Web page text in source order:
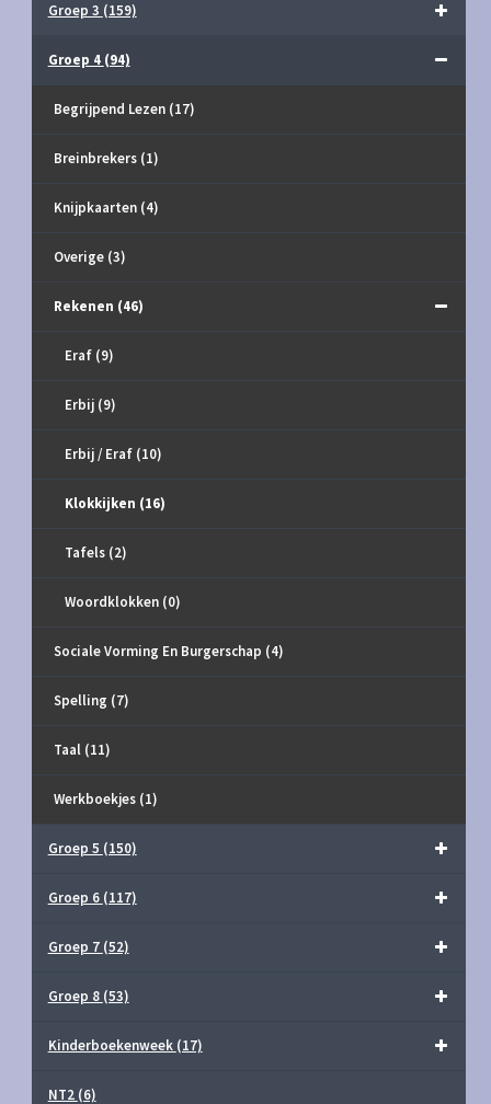
Groep 3 (159)
Groep 4 (94)
Begrijpend Lezen (17)
Breinbrekers (1)
Knijpkaarten (4)
Overige (3)
Rekenen (46)
Eraf (9)
Erbij (9)
Erbij / Eraf (10)
Klokkijken (16)
Tafels (2)
Woordklokken (0)
Sociale Vorming En Burgerschap (4)
Spelling (7)
Taal (11)
Werkboekjes (1)
Groep 5 (150)
Groep 6 (117)
Groep 7 (52)
Groep 8 (53)
Kinderboekenweek (17)
NT2 (6)